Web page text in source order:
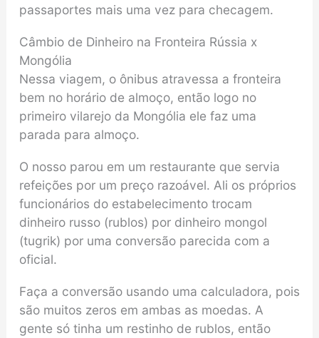
passaportes mais uma vez para checagem.
Câmbio de Dinheiro na Fronteira Rússia x
Mongólia
Nessa viagem, o ônibus atravessa a fronteira
bem no horário de almoço, então logo no
primeiro vilarejo da Mongólia ele faz uma
parada para almoço.
O nosso parou em um restaurante que servia
refeições por um preço razoável. Ali os próprios
funcionários do estabelecimento trocam
dinheiro russo (rublos) por dinheiro mongol
(tugrik) por uma conversão parecida com a
oficial.
Faça a conversão usando uma calculadora, pois
são muitos zeros em ambas as moedas. A
gente só tinha um restinho de rublos, então